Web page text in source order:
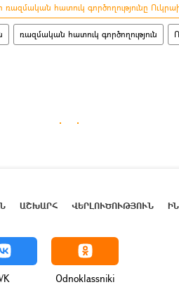
հատուկ գործողությունը
ռազմական հատուկ գործողություն
ԱՇԽԱՐՀ ՎԵՐԼՈՒԾՈՒԹՅՈՒՆ
Odnoklassniki